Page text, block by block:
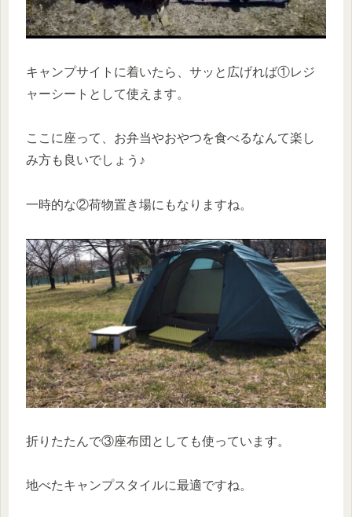
キャンプサイトに着いたら、サッと広げれば①レジ
ャーシートとして使えます。
ここに座って、お弁当やおやつを食べるなんて楽し
み方も良いでしょう♪
一時的な②荷物置き場にもなりますね。
折りたたんで③座布団としても使っています。
地べたキャンプスタイルに最適ですね。